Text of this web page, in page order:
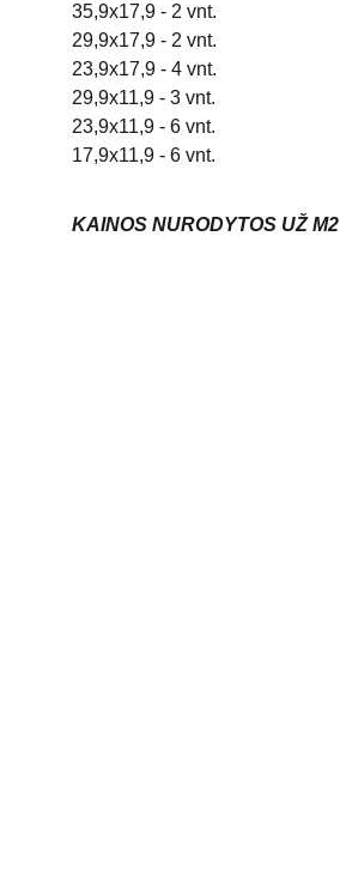
35,9x17,9 - 2 vnt.
29,9x17,9 - 2 vnt.
23,9x17,9 - 4 vnt.
29,9x11,9 - 3 vnt.
23,9x11,9 - 6 vnt.
17,9x11,9 - 6 vnt.
KAINOS NURODYTOS UŽ M2